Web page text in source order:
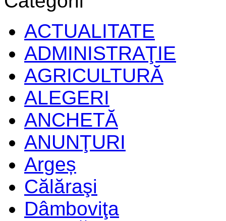
ACTUALITATE
ADMINISTRAŢIE
AGRICULTURĂ
ALEGERI
ANCHETĂ
ANUNŢURI
Argeș
Călăraşi
Dâmboviţa